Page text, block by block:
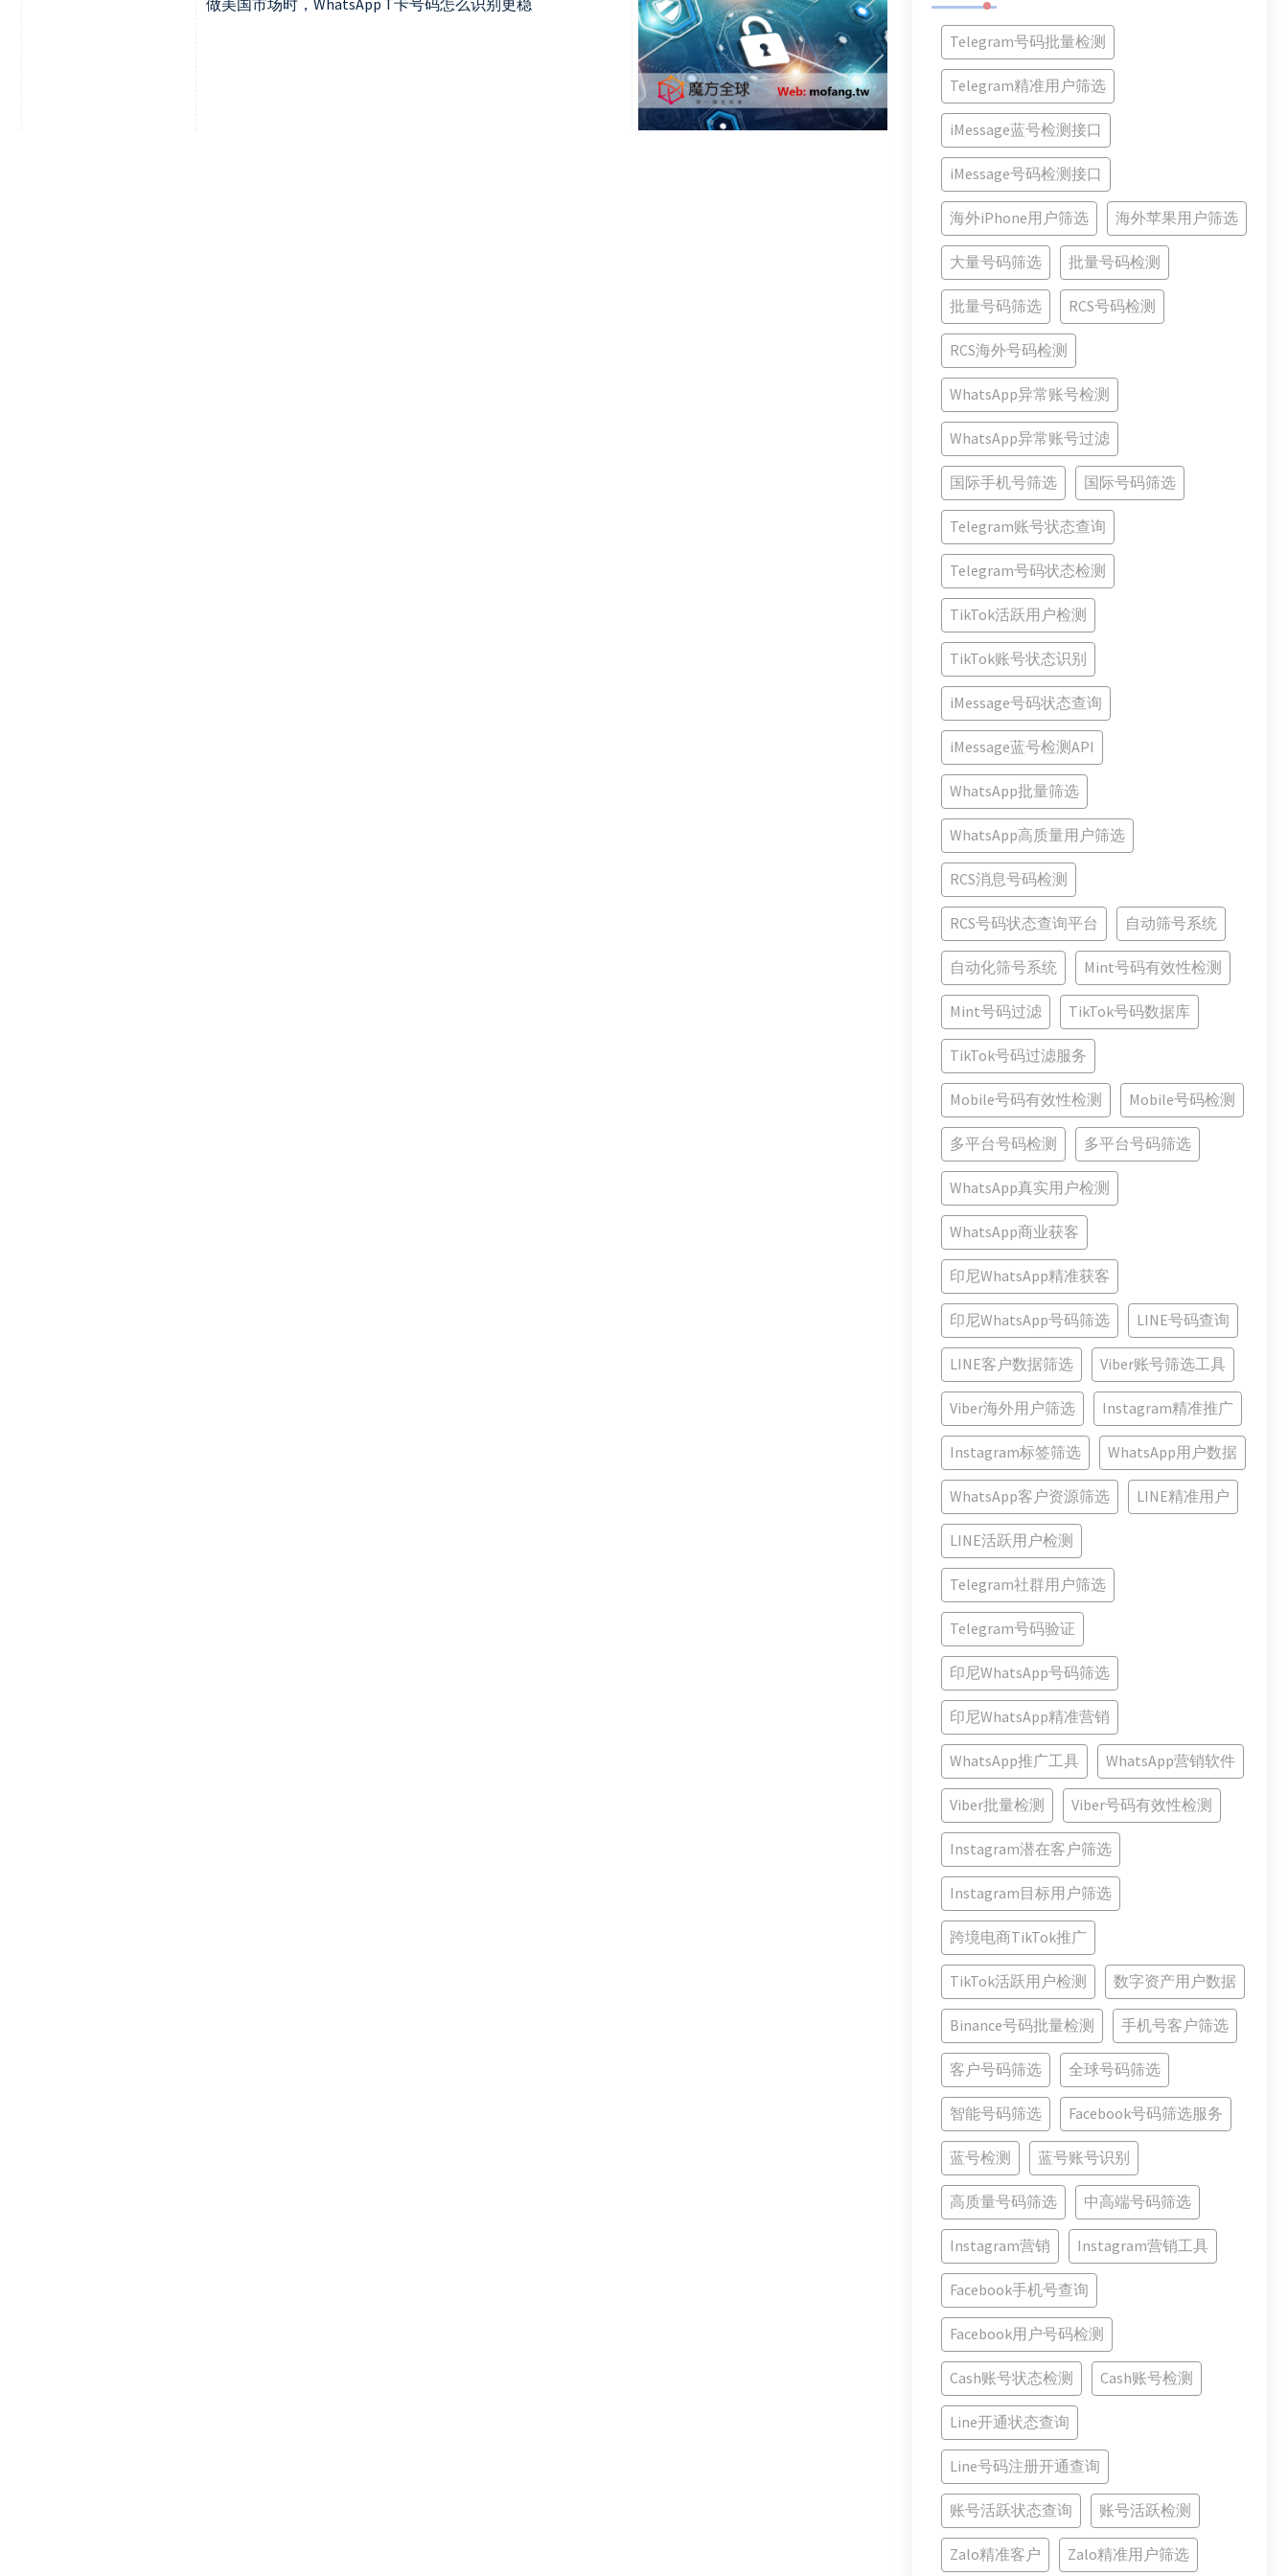
Telegram号码批量检测
Telegram精准用户筛选
iMessage蓝号检测接口
iMessage号码检测接口
海外iPhone用户筛选 海外苹果用户筛选
大量号码筛选 批量号码检测
批量号码筛选 RCS号码检测
RCS海外号码检测
WhatsApp异常账号检测
WhatsApp异常账号过滤
国际手机号筛选 国际号码筛选
Telegram账号状态查询
Telegram号码状态检测
TikTok活跃用户检测
TikTok账号状态识别
iMessage号码状态查询
iMessage蓝号检测API
WhatsApp批量筛选
WhatsApp高质量用户筛选
RCS消息号码检测
RCS号码状态查询平台 自动筛号系统
自动化筛号系统 Mint号码有效性检测
Mint号码过滤 TikTok号码数据库
TikTok号码过滤服务
Mobile号码有效性检测 Mobile号码检测
多平台号码检测 多平台号码筛选
WhatsApp真实用户检测
WhatsApp商业获客
印尼WhatsApp精准获客
印尼WhatsApp号码筛选 LINE号码查询
LINE客户数据筛选 Viber账号筛选工具
Viber海外用户筛选 Instagram精准推广
Instagram标签筛选 WhatsApp用户数据
WhatsApp客户资源筛选 LINE精准用户
LINE活跃用户检测
Telegram社群用户筛选
Telegram号码验证
印尼WhatsApp号码筛选
印尼WhatsApp精准营销
WhatsApp推广工具 WhatsApp营销软件
Viber批量检测 Viber号码有效性检测
Instagram潜在客户筛选
Instagram目标用户筛选
跨境电商TikTok推广
TikTok活跃用户检测 数字资产用户数据
Binance号码批量检测 手机号客户筛选
客户号码筛选 全球号码筛选
智能号码筛选 Facebook号码筛选服务
蓝号检测 蓝号账号识别
高质量号码筛选 中高端号码筛选
Instagram营销 Instagram营销工具
Facebook手机号查询
Facebook用户号码检测
Cash账号状态检测 Cash账号检测
Line开通状态查询
Line号码注册开通查询
账号活跃状态查询 账号活跃检测
Zalo精准客户 Zalo精准用户筛选